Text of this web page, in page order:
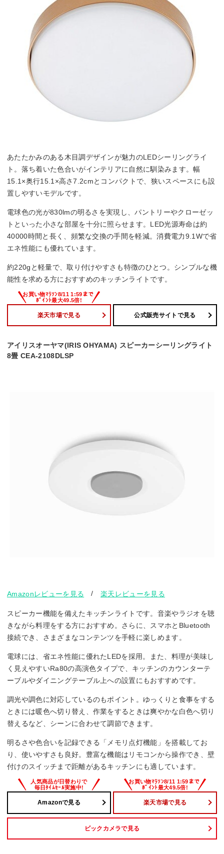
あたたかみのある木目調デザインが魅力のLEDシーリングライ
ト。落ち着いた色合いがインテリアに自然に馴染みます。幅
15.1×奥行15.1×高さ7.2cmとコンパクトで、狭いスペースにも設
置しやすいモデルです。
電球色の光が830lmの明るさを実現し、パントリーやクローゼッ
トといった小さな部屋を十分に照らせます。LED光源寿命は約
40000時間と長く、頻繁な交換の手間を軽減。消費電力9.1Wで省
エネ性能にも優れています。
約220gと軽量で、取り付けやすさも特徴のひとつ。シンプルな機
能性を求める方におすすめのキッチンライトです。
楽天市場で見る 公式販売サイトで見る
アイリスオーヤマ(IRIS OHYAMA) スピーカーシーリングライト
8畳 CEA-2108DLSP
Amazonレビューを見る /楽天レビューを見る
スピーカー機能を備えたキッチンライトです。音楽やラジオを聴
きながら料理をする方におすすめ。さらに、スマホとBluetooth
接続でき、さまざまなコンテンツを手軽に楽しめます。
電球には、省エネ性能に優れたLEDを採用。また、料理が美味し
く見えやすいRa80の高演色タイプで、キッチンのカウンターテ
ーブルやダイニングテーブル上への設置にもおすすめです。
調光や調色に対応しているのもポイント。ゆっくりと食事をする
ときには暖色へ切り替え、作業をするときは爽やかな白色へ切り
替えるなど、シーンに合わせて調節できます。
明るさや色合いを記録できる「メモリ点灯機能」を搭載してお
り、使いやすさも良好。豊富な機能はリモコンから操作でき、壁
付けのスイッチまで距離があるキッチンにも適しています。
Amazonで見る 楽天市場で見る
ビックカメラで見る